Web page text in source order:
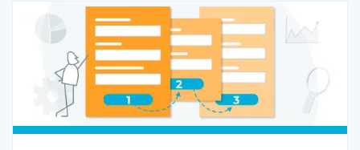
Smart
Forms:
paso
a
paso
para
crear
formularios
inteligentes